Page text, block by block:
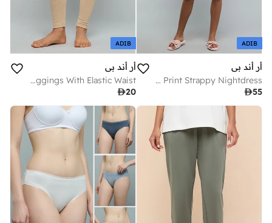
ADIB
أر أند بي
Floral Print Strappy Nightdress
55
ADIB
أر أند بي
Ribbed Leggings With Elastic Waist
20